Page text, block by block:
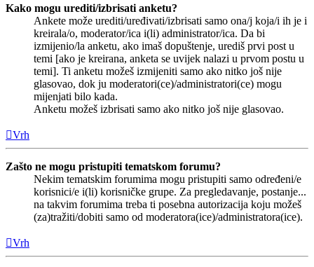
Kako mogu urediti/izbrisati anketu?
Ankete može urediti/uređivati/izbrisati samo ona/j koja/i ih je i
kreirala/o, moderator/ica i(li) administrator/ica. Da bi
izmijenio/la anketu, ako imaš dopuštenje, urediš prvi post u
temi [ako je kreirana, anketa se uvijek nalazi u prvom postu u
temi]. Ti anketu možeš izmijeniti samo ako nitko još nije
glasovao, dok ju moderatori(ce)/administratori(ce) mogu
mijenjati bilo kada.
Anketu možeš izbrisati samo ako nitko još nije glasovao.
Vrh
Zašto ne mogu pristupiti tematskom forumu?
Nekim tematskim forumima mogu pristupiti samo određeni/e
korisnici/e i(li) korisničke grupe. Za pregledavanje, postanje...
na takvim forumima treba ti posebna autorizacija koju možeš
(za)tražiti/dobiti samo od moderatora(ice)/administratora(ice).
Vrh